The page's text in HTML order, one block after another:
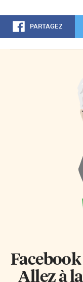
PARTAGEZ
Allez à